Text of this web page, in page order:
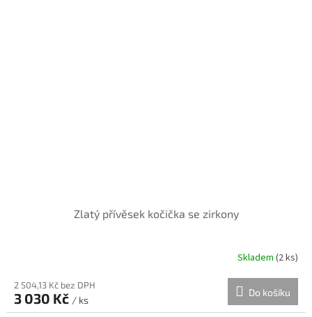
Zlatý přívěsek kočička se zirkony
Skladem (2 ks)
2 504,13 Kč bez DPH
3 030 Kč / ks
Do košíku